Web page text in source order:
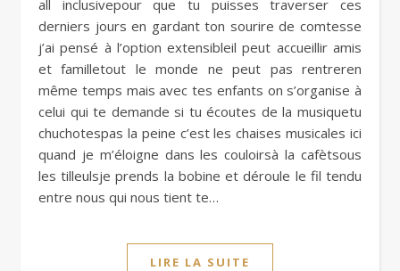
all inclusivepour que tu puisses traverser ces
derniers jours en gardant ton sourire de comtesse
j’ai pensé à l’option extensibleil peut accueillir amis
et familletout le monde ne peut pas rentreren
même temps mais avec tes enfants on s’organise à
celui qui te demande si tu écoutes de la musiquetu
chuchotespas la peine c’est les chaises musicales ici
quand je m’éloigne dans les couloirsà la cafètsous
les tilleulsje prends la bobine et déroule le fil tendu
entre nous qui nous tient te…
LIRE LA SUITE